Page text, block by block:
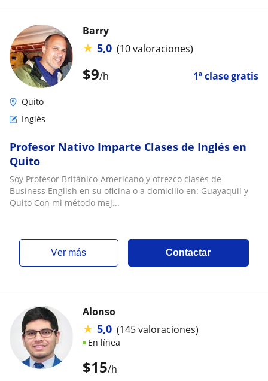
$9/h 1ª clase gratis
Barry
★ 5,0 (10 valoraciones)
Quito
Inglés
Profesor Nativo Imparte Clases de Inglés en
Quito
Soy Profesor Británico-Americano y ofrezco clases de
Business English en su oficina o a domicilio en: Guayaquil y
Quito Con mi método mej...
ver más Contactar
$15/h
Alonso
★ 5,0 (145 valoraciones)
En línea